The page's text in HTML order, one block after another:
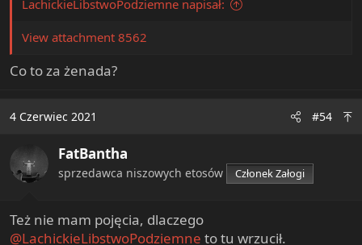
LachickieLibstwoPodziemne napisał:
View attachment 8562
Co to za żenada?
4 Czerwiec 2021 #54
FatBantha
sprzedawca niszowych etosów Członek Załogi
Też nie mam pojęcia, dlaczego
@LachickieLibstwoPodziemne to tu wrzucił.